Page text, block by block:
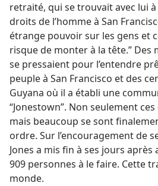
retraité, qui se trouvait avec lui
droits de l’homme à San
étrange pouvoir sur les gens et
risque de monter à la tête.” Des
se pressaient pour l’entendre
peuple à San Francisco et des
Guyana où il a établi une
“Jonestown”. Non seulement
mais beaucoup se sont
ordre. Sur l’encouragement de
Jones a mis fin à ses jours après
909 personnes à le faire. Cette
monde.